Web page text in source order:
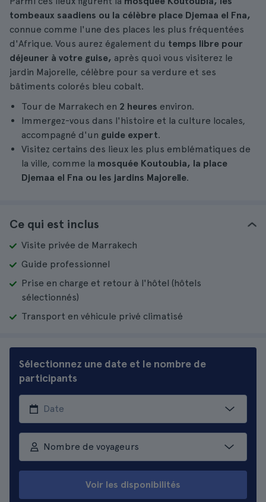
tombeaux saadiens ou la célèbre place Djemaa el Fna,
connue comme l'une des places les plus fréquentées
d'Afrique. Vous aurez également du temps libre pour
déjeuner à votre guise, après quoi vous visiterez le
jardin Majorelle, célèbre pour sa verdure et ses
bâtiments colorés bleu cobalt.
Tour de Marrakech en 2 heures environ.
Immergez-vous dans l'histoire et la culture locales,
accompagné d'un guide expert.
Visitez certains des lieux les plus emblématiques de
la ville, comme la mosquée Koutoubia, la place
Djemaa el Fna ou les jardins Majorelle.
Ce qui est inclus
Visite privée de Marrakech
Guide professionnel
Prise en charge et retour à l'hôtel (hôtels
sélectionnés)
Transport en véhicule privé climatisé
Sélectionnez une date et le nombre de
participants
Nombre de voyageurs
Voir les disponibilités